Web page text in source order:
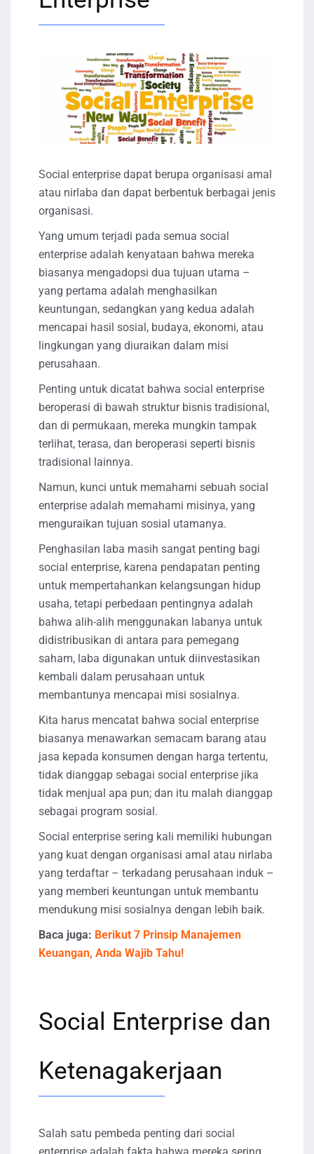
Social enterprise dapat berupa organisasi amal
atau nirlaba dan dapat berbentuk berbagai jenis
organisasi.
Yang umum terjadi pada semua social
enterprise adalah kenyataan bahwa mereka
biasanya mengadopsi dua tujuan utama –
yang pertama adalah menghasilkan
keuntungan, sedangkan yang kedua adalah
mencapai hasil sosial, budaya, ekonomi, atau
lingkungan yang diuraikan dalam misi
perusahaan.
Penting untuk dicatat bahwa social enterprise
beroperasi di bawah struktur bisnis tradisional,
dan di permukaan, mereka mungkin tampak
terlihat, terasa, dan beroperasi seperti bisnis
tradisional lainnya.
Namun, kunci untuk memahami sebuah social
enterprise adalah memahami misinya, yang
menguraikan tujuan sosial utamanya.
Penghasilan laba masih sangat penting bagi
social enterprise, karena pendapatan penting
untuk mempertahankan kelangsungan hidup
usaha, tetapi perbedaan pentingnya adalah
bahwa alih-alih menggunakan labanya untuk
didistribusikan di antara para pemegang
saham, laba digunakan untuk diinvestasikan
kembali dalam perusahaan untuk
membantunya mencapai misi sosialnya.
Kita harus mencatat bahwa social enterprise
biasanya menawarkan semacam barang atau
jasa kepada konsumen dengan harga tertentu,
tidak dianggap sebagai social enterprise jika
tidak menjual apa pun; dan itu malah dianggap
sebagai program sosial.
Social enterprise sering kali memiliki hubungan
yang kuat dengan organisasi amal atau nirlaba
yang terdaftar – terkadang perusahaan induk –
yang memberi keuntungan untuk membantu
mendukung misi sosialnya dengan lebih baik.
Baca juga: Berikut 7 Prinsip Manajemen
Keuangan, Anda Wajib Tahu!
Social Enterprise dan
Ketenagakerjaan
Salah satu pembeda penting dari social